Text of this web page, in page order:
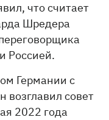
что считает
Шредера
Россией.
Германии с
возглавил совет
2022 года